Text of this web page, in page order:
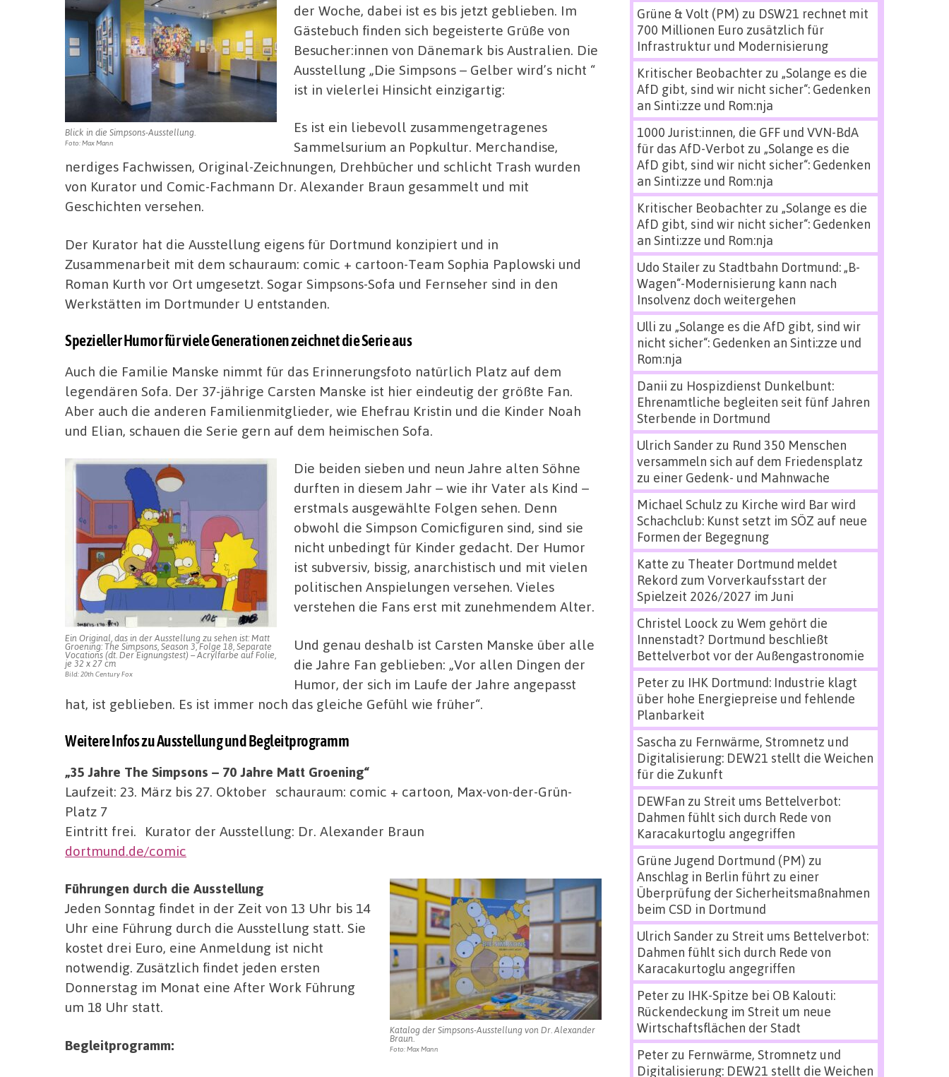
Blick in die Simpsons-Ausstellung.
Foto: Max Mann
der Woche, dabei ist es bis jetzt geblieben. Im
Gästebuch finden sich begeisterte Grüße von
Besucher:innen von Dänemark bis Australien. Die
Ausstellung „Die Simpsons – Gelber wird’s nicht “
ist in vielerlei Hinsicht einzigartig:
Es ist ein liebevoll zusammengetragenes
Sammelsurium an Popkultur. Merchandise,
nerdiges Fachwissen, Original-Zeichnungen, Drehbücher und schlicht Trash wurden
von Kurator und Comic-Fachmann Dr. Alexander Braun gesammelt und mit
Geschichten versehen.
Der Kurator hat die Ausstellung eigens für Dortmund konzipiert und in
Zusammenarbeit mit dem schauraum: comic + cartoon-Team Sophia Paplowski und
Roman Kurth vor Ort umgesetzt. Sogar Simpsons-Sofa und Fernseher sind in den
Werkstätten im Dortmunder U entstanden.
Spezieller Humor für viele Generationen zeichnet die Serie aus
Auch die Familie Manske nimmt für das Erinnerungsfoto natürlich Platz auf dem
legendären Sofa. Der 37-jährige Carsten Manske ist hier eindeutig der größte Fan.
Aber auch die anderen Familienmitglieder, wie Ehefrau Kristin und die Kinder Noah
und Elian, schauen die Serie gern auf dem heimischen Sofa.
Ein Original, das in der Ausstellung zu sehen ist: Matt
Groening: The Simpsons, Season 3, Folge 18, Separate
Vocations (dt. Der Eignungstest) – Acrylfarbe auf Folie,
je 32 x 27 cm
Bild: 20th Century Fox
Die beiden sieben und neun Jahre alten Söhne
durften in diesem Jahr – wie ihr Vater als Kind –
erstmals ausgewählte Folgen sehen. Denn
obwohl die Simpson Comicfiguren sind, sind sie
nicht unbedingt für Kinder gedacht. Der Humor
ist subversiv, bissig, anarchistisch und mit vielen
politischen Anspielungen versehen. Vieles
verstehen die Fans erst mit zunehmendem Alter.
Und genau deshalb ist Carsten Manske über alle
die Jahre Fan geblieben: „Vor allen Dingen der
Humor, der sich im Laufe der Jahre angepasst
hat, ist geblieben. Es ist immer noch das gleiche Gefühl wie früher“.
Weitere Infos zu Ausstellung und Begleitprogramm
„35 Jahre The Simpsons – 70 Jahre Matt Groening“
Laufzeit: 23. März bis 27. Oktober schauraum: comic + cartoon, Max-von-der-Grün-
Platz 7
Eintritt frei. Kurator der Ausstellung: Dr. Alexander Braun
dortmund.de/comic
Katalog der Simpsons-Ausstellung von Dr. Alexander
Braun.
Foto: Max Mann
Führungen durch die Ausstellung
Jeden Sonntag findet in der Zeit von 13 Uhr bis 14
Uhr eine Führung durch die Ausstellung statt. Sie
kostet drei Euro, eine Anmeldung ist nicht
notwendig. Zusätzlich findet jeden ersten
Donnerstag im Monat eine After Work Führung
um 18 Uhr statt.
Begleitprogramm:
Grüne & Volt (PM) zu DSW21 rechnet mit
700 Millionen Euro zusätzlich für
Infrastruktur und Modernisierung
Kritischer Beobachterzu „Solange es die
AfD gibt, sind wir nicht sicher“: Gedenken
an Sinti:zze und Rom:nja
1000 Jurist:innen, die GFF und VVN-BdA
für das AfD-Verbot zu „Solange es die
AfD gibt, sind wir nicht sicher“: Gedenken
an Sinti:zze und Rom:nja
Kritischer Beobachterzu „Solange es die
AfD gibt, sind wir nicht sicher“: Gedenken
an Sinti:zze und Rom:nja
Udo Stailerzu Stadtbahn Dortmund: „B-
Wagen“-Modernisierung kann nach
Insolvenz doch weitergehen
Ulli zu „Solange es die AfD gibt, sind wir
nicht sicher“: Gedenken an Sinti:zze und
Rom:nja
Danii zu Hospizdienst Dunkelbunt:
Ehrenamtliche begleiten seit fünf Jahren
Sterbende in Dortmund
Ulrich Sanderzu Rund 350 Menschen
versammeln sich auf dem Friedensplatz
zu einer Gedenk- und Mahnwache
Michael Schulz zu Kirche wird Bar wird
Schachclub: Kunst setzt im SÖZ auf neue
Formen der Begegnung
Katte zu Theater Dortmund meldet
Rekord zum Vorverkaufsstart der
Spielzeit 2026/2027 im Juni
Christel Loock zu Wem gehört die
Innenstadt? Dortmund beschließt
Bettelverbot vor der Außengastronomie
Peterzu IHK Dortmund: Industrie klagt
über hohe Energiepreise und fehlende
Planbarkeit
Sascha zu Fernwärme, Stromnetz und
Digitalisierung: DEW21 stellt die Weichen
für die Zukunft
DEWFan zu Streit ums Bettelverbot:
Dahmen fühlt sich durch Rede von
Karacakurtoglu angegriffen
Grüne Jugend Dortmund (PM) zu
Anschlag in Berlin führt zu einer
Überprüfung der Sicherheitsmaßnahmen
beim CSD in Dortmund
Ulrich Sanderzu Streit ums Bettelverbot:
Dahmen fühlt sich durch Rede von
Karacakurtoglu angegriffen
Peterzu IHK-Spitze bei OB Kalouti:
Rückendeckung im Streit um neue
Wirtschaftsflächen der Stadt
Peterzu Fernwärme, Stromnetz und
Digitalisierung: DEW21 stellt die Weichen